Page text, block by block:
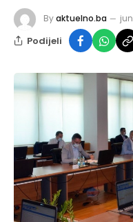
Byaktuelno.ba
Podijeli